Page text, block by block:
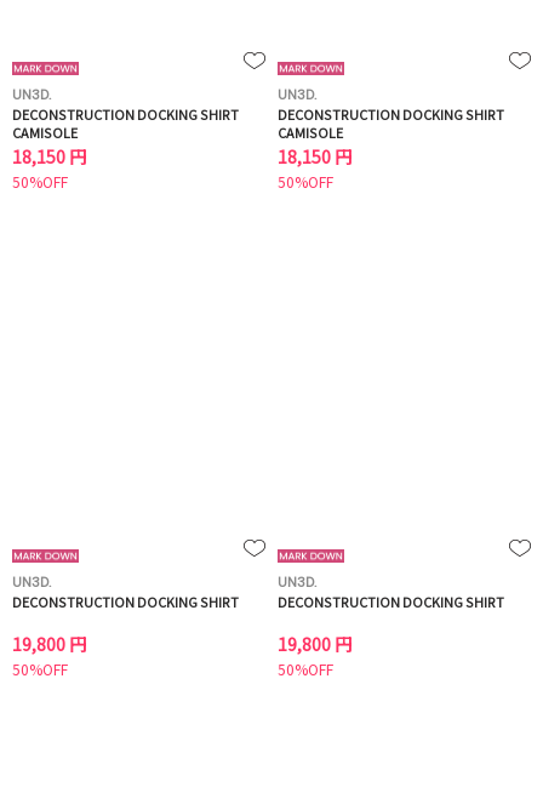
UN3D.
DECONSTRUCTION DOCKING SHIRT
CAMISOLE
18,150 円
50%OFF
UN3D.
DECONSTRUCTION DOCKING SHIRT
CAMISOLE
18,150 円
50%OFF
UN3D.
DECONSTRUCTION DOCKING SHIRT
19,800 円
50%OFF
UN3D.
DECONSTRUCTION DOCKING SHIRT
19,800 円
50%OFF